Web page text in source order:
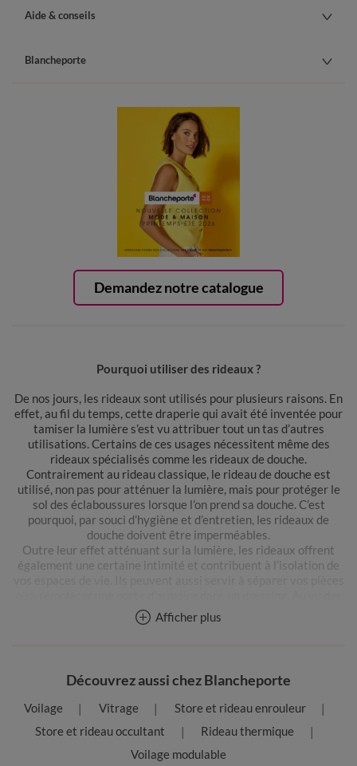
Demandez notre catalogue
Aide & conseils
Blancheporte
Pourquoi utiliser des rideaux ?
De nos jours, les rideaux sont utilisés pour plusieurs raisons. En
effet, au fil du temps, cette draperie qui avait été inventée pour
tamiser la lumière s’est vu attribuer tout un tas d’autres
utilisations. Certains de ces usages nécessitent même des
rideaux spécialisés comme les rideaux de douche.
Contrairement au rideau classique, le rideau de douche est
utilisé, non pas pour atténuer la lumière, mais pour protéger le
sol des éclaboussures lorsque l’on prend sa douche. C’est
pourquoi, par souci d’hygiène et d’entretien, les rideaux de
douche doivent être imperméables.
Outre leur effet atténuant sur la lumière, les rideaux offrent
également une certaine intimité et contribuent à l’isolation de
nombreuses déclinaisons sous lesquelles les rideaux existent, il
n’est pas difficile d’accorder ces derniers à votre intérieur. Que
Les différents types de rideaux
Soucieux du détail depuis sa création, Blancheporte met un
de clients, quels qu’ils soient. Grâce à notre large éventail de
Afficher plus
Découvrez aussi chez Blancheporte
Voilage Vitrage
Store et rideau enrouleur
Store et rideau occultant
Rideau thermique
Voilage modulable